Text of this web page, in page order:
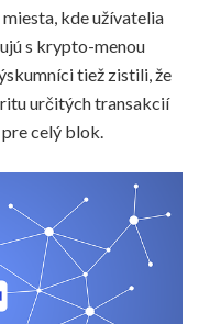
kde užívatelia
s krypto-menou
tiež zistili, že
určitých transakcií
celý blok.